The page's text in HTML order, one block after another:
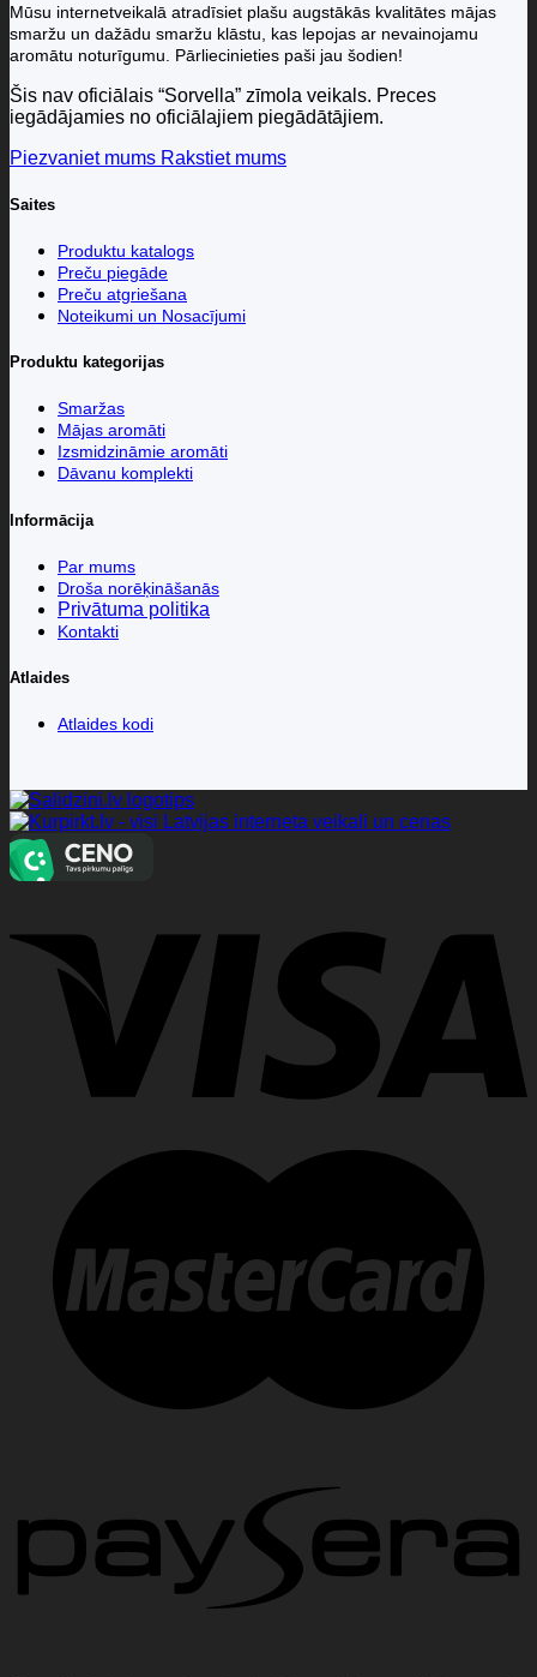
Mūsu internetveikalā atradīsiet plašu augstākās kvalitātes mājas
smaržu un dažādu smaržu klāstu, kas lepojas ar nevainojamu
aromātu noturīgumu. Pārliecinieties paši jau šodien!
Šis nav oficiālais “Sorvella” zīmola veikals. Preces
iegādājamies no oficiālajiem piegādātājiem.
Piezvaniet mums Rakstiet mums
Saites
Produktu katalogs
Preču piegāde
Preču atgriešana
Noteikumi un Nosacījumi
Produktu kategorijas
Smaržas
Mājas aromāti
Izsmidzināmie aromāti
Dāvanu komplekti
Informācija
Par mums
Droša norēķināšanās
Privātuma politika
Kontakti
Atlaides
Atlaides kodi